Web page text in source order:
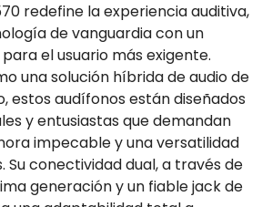
redefine la experiencia auditiva,
de vanguardia con un
el usuario más exigente.
una solución híbrida de audio de
estos audífonos están diseñados
y entusiastas que demandan
impecable y una versatilidad
Su conectividad dual, a través de
generación y un fiable jack de